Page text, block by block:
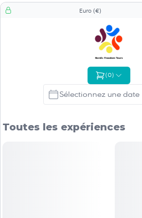
Sélecteur de devise
(0)
Toutes les expériences